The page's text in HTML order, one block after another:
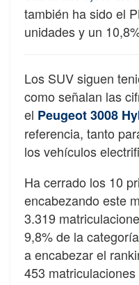
también ha sido el
unidades y un
Los SUV siguen
como señalan las
el Peugeot 3008
referencia, tanto
los vehículos
Ha cerrado los 10
encabezando este
3.319
9,8% de la
a encabezar el
453